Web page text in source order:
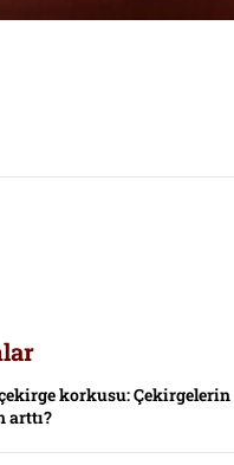
korkusu: Çekirgelerin
arttı?